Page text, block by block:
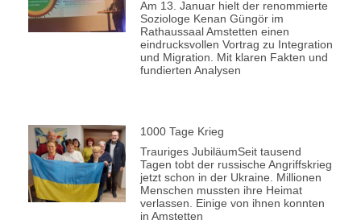
Am 13. Januar hielt der renommierte
Soziologe Kenan Güngör im
Rathaussaal Amstetten einen
eindrucksvollen Vortrag zu Integration
und Migration. Mit klaren Fakten und
fundierten Analysen
1000 Tage Krieg
Trauriges JubiläumSeit tausend
Tagen tobt der russische Angriffskrieg
jetzt schon in der Ukraine. Millionen
Menschen mussten ihre Heimat
verlassen. Einige von ihnen konnten
in Amstetten